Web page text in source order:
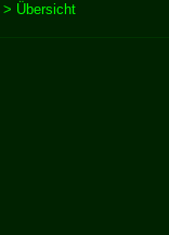
> Übersicht